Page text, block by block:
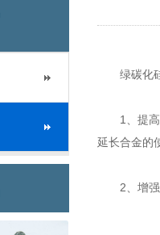
绿碳化
1、提高耐
延长合金的
2、增强硬